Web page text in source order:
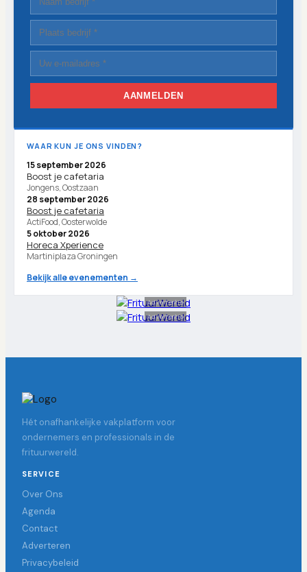
AANMELDEN
WAAR KUN JE ONS VINDEN?
15 september 2026
Boost je cafetaria
Jongens, Oostzaan
28 september 2026
Boost je cafetaria
ActiFood, Oosterwolde
5 oktober 2026
Horeca Xperience
Martiniplaza Groningen
Bekijk alle evenementen →
Advertentie
Advertentie
Hét onafhankelijke vakplatform voor
ondernemers en professionals in de
frituurwereld.
SERVICE
Over Ons
Agenda
Contact
Adverteren
Privacybeleid